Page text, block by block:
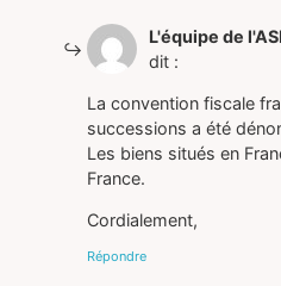
L'équipe de
dit :
La convention fiscale
successions a été
Les biens situés en
France.
Cordialement,
Répondre